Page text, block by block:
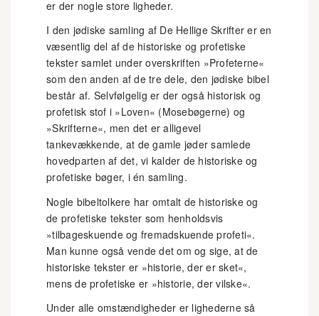
er der nogle store ligheder.
I den jødiske samling af De Hellige Skrifter er en
væsentlig del af de historiske og profetiske
tekster samlet under overskriften »Profeterne«
som den anden af de tre dele, den jødiske bibel
består af. Selvfølgelig er der også historisk og
profetisk stof i »Loven« (Mosebøgerne) og
»Skrifterne«, men det er alligevel
tankevækkende, at de gamle jøder samlede
hovedparten af det, vi kalder de historiske og
profetiske bøger, i én samling.
Nogle bibeltolkere har omtalt de historiske og
de profetiske tekster som henholdsvis
»tilbageskuende og fremadskuende profeti«.
Man kunne også vende det om og sige, at de
historiske tekster er »historie, der er sket«,
mens de profetiske er »historie, der vilske«.
Under alle omstændigheder er lighederne så